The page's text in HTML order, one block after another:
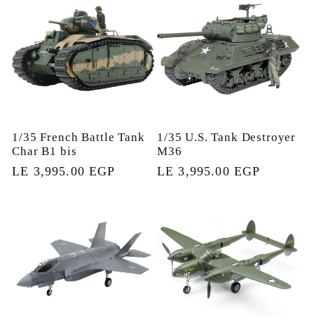
1/35 French Battle Tank
Char B1 bis
السعر
LE 3,995.00 EGP
1/35 U.S. Tank Destroyer
M36
السعر
LE 3,995.00 EGP